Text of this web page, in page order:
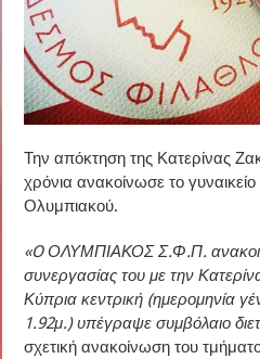
Την απόκτηση της Κατερίνας
χρόνια ανακοίνωσε το
Ολυμπιακού.
«O ΟΛΥΜΠΙΑΚΟΣ Σ.Φ.Π.
συνεργασίας του με την
Κύπρια κεντρική (ημερομηνία
1.92μ.) υπέγραψε συμβόλαιο
σχετική ανακοίνωση του